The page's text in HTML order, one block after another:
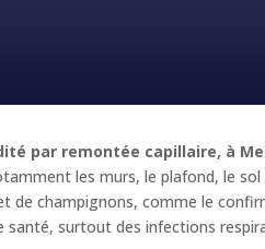
par remontée capillaire, à
les murs, le plafond, le
de champignons, comme le
santé, surtout des infections